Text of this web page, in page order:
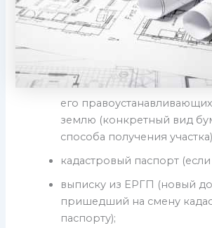
его
землю (конкретный вид
способа получения
кадастровый паспорт (если
выписку из ЕРГП (новый
пришедший на смену
паспорту);